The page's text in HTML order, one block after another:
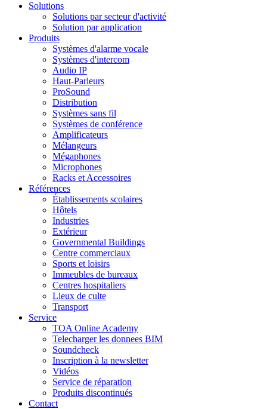
Solutions
Solutions par secteur d'activité
Solution par application
Produits
Systèmes d'alarme vocale
Systèmes d'intercom
Audio IP
Haut-Parleurs
ProSound
Distribution
Systèmes sans fil
Systèmes de conférence
Amplificateurs
Mélangeurs
Mégaphones
Microphones
Racks et Accessoires
Références
Établissements scolaires
Hôtels
Industries
Extérieur
Governmental Buildings
Centre commerciaux
Sports et loisirs
Immeubles de bureaux
Centres hospitaliers
Lieux de culte
Transport
Service
TOA Online Academy
Telecharger les donnees BIM
Soundcheck
Inscription à la newsletter
Vidéos
Service de réparation
Produits discontinués
Contact